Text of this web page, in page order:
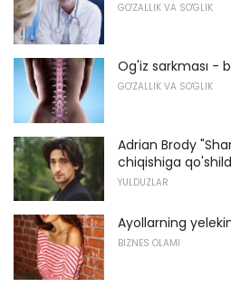
GO'ZALLIK VA SO'GLIK
Og'iz sarkması -
GO'ZALLIK VA SO'GLIK
Adrian Brody
chiqishiga
YULDUZLAR
Ayollarning
BIZNES OLAMI